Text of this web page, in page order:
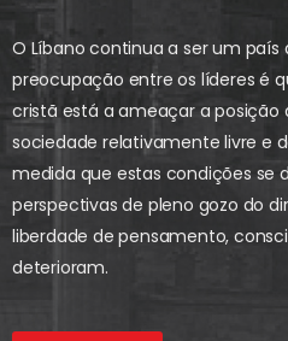
O Líbano continua a ser um país
preocupação entre os líderes é
cristã está a ameaçar a posição
sociedade relativamente livre e
medida que estas condições se
perspectivas de pleno gozo do
liberdade de pensamento,
deterioram.